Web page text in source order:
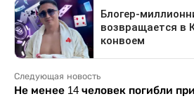
Следующая новость
Не менее 14 человек погибли